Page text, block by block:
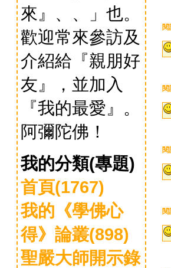
來』、、」也。
歡迎常來參訪及
介紹給『親朋好
友』，並加入
『我的最愛』。
阿彌陀佛！
我的分類(專題)
首頁(1767)
我的《學佛心
得》論叢(898)
聖嚴大師開示錄